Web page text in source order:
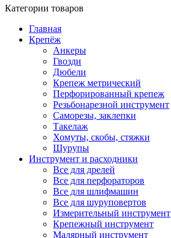
Категории товаров
Главная
Крепёж
Анкеры
Гвозди
Дюбели
Крепеж метрический
Перфорированный крепеж
Резьбонарезной инструмент
Саморезы, заклепки
Такелаж
Хомуты, скобы, стяжки
Шурупы
Инструмент и расходники
Все для дрелей
Все для перфораторов
Все для шлифмашин
Все для шуруповертов
Измерительный инструмент
Крепежный инструмент
Малярный инструмент